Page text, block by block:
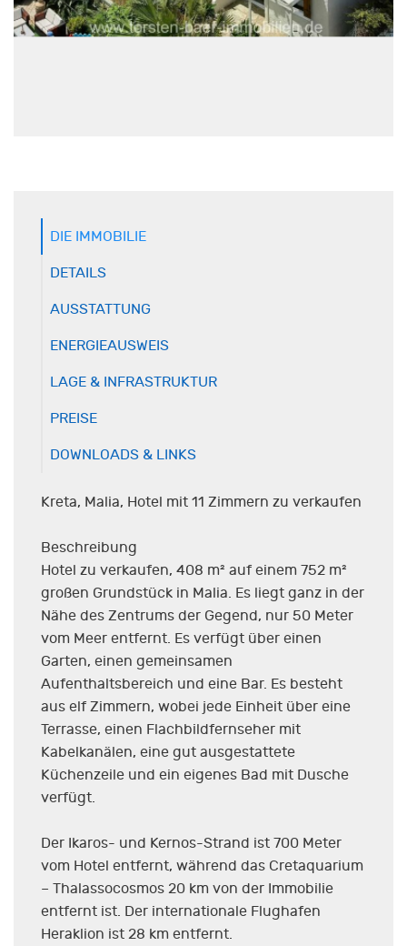
DIE IMMOBILIE
DETAILS
AUSSTATTUNG
ENERGIEAUSWEIS
LAGE & INFRASTRUKTUR
PREISE
DOWNLOADS & LINKS
Kreta, Malia, Hotel mit 11 Zimmern zu verkaufen
Beschreibung
Hotel zu verkaufen, 408 m² auf einem 752 m²
großen Grundstück in Malia. Es liegt ganz in der
Nähe des Zentrums der Gegend, nur 50 Meter
vom Meer entfernt. Es verfügt über einen
Garten, einen gemeinsamen
Aufenthaltsbereich und eine Bar. Es besteht
aus elf Zimmern, wobei jede Einheit über eine
Terrasse, einen Flachbildfernseher mit
Kabelkanälen, eine gut ausgestattete
Küchenzeile und ein eigenes Bad mit Dusche
verfügt.
Der Ikaros- und Kernos-Strand ist 700 Meter
vom Hotel entfernt, während das Cretaquarium
– Thalassocosmos 20 km von der Immobilie
entfernt ist. Der internationale Flughafen
Heraklion ist 28 km entfernt.